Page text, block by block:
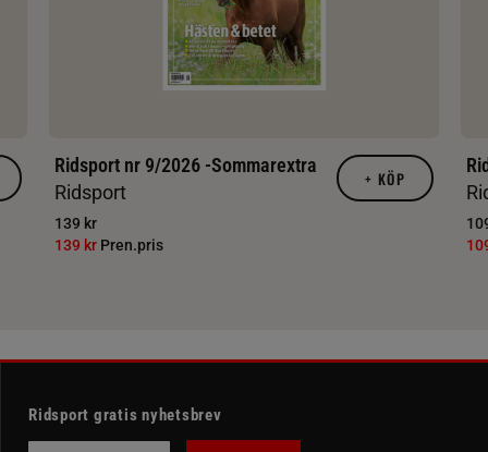
Ridsport nr 9/2026 -Sommarextra
Ridsport
139 kr
139 kr Pren.pris
+ KÖP
Ridsport gratis nyhetsbrev